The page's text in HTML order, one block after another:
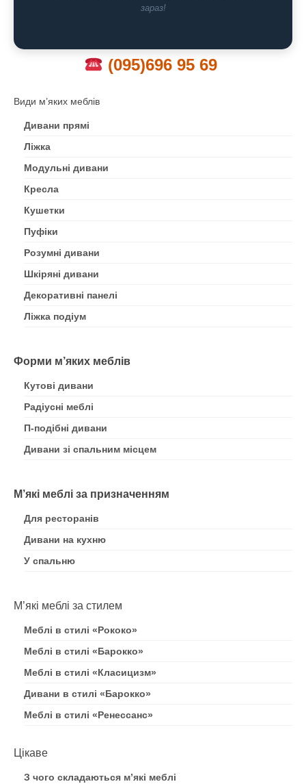
зараз!
(095)696 95 69
Види м’яких меблів
Дивани прямі
Ліжка
Модульні дивани
Кресла
Кушетки
Пуфіки
Розумні дивани
Шкіряні дивани
Декоративні панелі
Ліжка подіум
Форми м’яких меблів
Кутові дивани
Радіусні меблі
П-подібні дивани
Дивани зі спальним місцем
М’які меблі за призначенням
Для ресторанів
Дивани на кухню
У спальню
М’які меблі за стилем
Меблі в стилі «Рококо»
Меблі в стилі «Барокко»
Меблі в стилі «Класицизм»
Дивани в стилі «Барокко»
Меблі в стилі «Ренессанс»
Цікаве
З чого складаються м’які меблі